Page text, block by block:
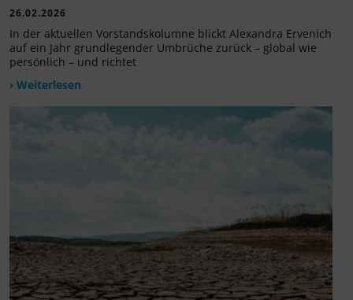
26.02.2026
In der aktuellen Vorstandskolumne blickt Alexandra Ervenich
auf ein Jahr grundlegender Umbrüche zurück – global wie
persönlich – und richtet
› Weiterlesen